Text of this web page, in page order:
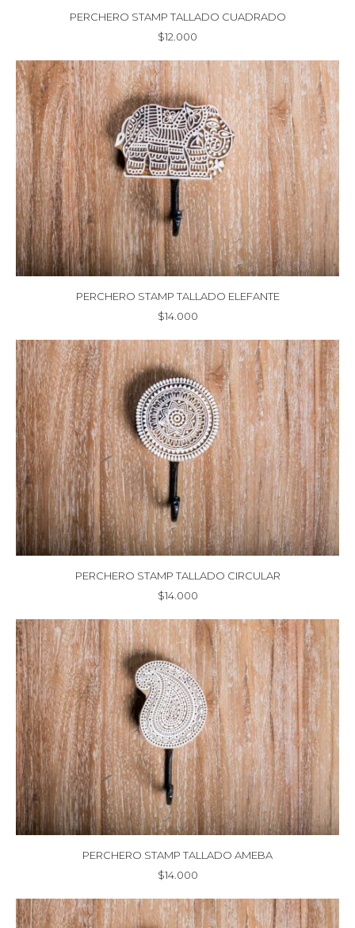
PERCHERO STAMP TALLADO CUADRADO
$12.000
PERCHERO STAMP TALLADO ELEFANTE
$14.000
PERCHERO STAMP TALLADO CIRCULAR
$14.000
PERCHERO STAMP TALLADO AMEBA
$14.000